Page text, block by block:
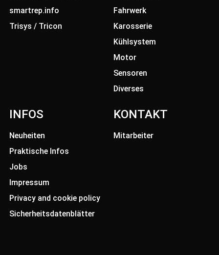
smartrep.info
Trisys / Tricon
Fahrwerk
Karosserie
Kühlsystem
Motor
Sensoren
Diverses
INFOS
Neuheiten
Praktische Infos
Jobs
Impressum
Privacy and cookie policy
Sicherheitsdatenblätter
KONTAKT
Mitarbeiter